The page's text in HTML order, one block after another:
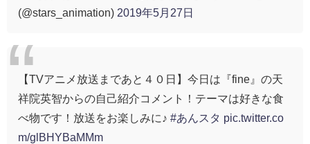
(@stars_animation) 2019年5月27日
【TVアニメ放送まであと４０日】今日は『fine』の天
祥院英智からの自己紹介コメント！テーマは好きな食
べ物です！放送をお楽しみに♪ #あんスタ pic.twitter.co
m/glBHYBaMMm